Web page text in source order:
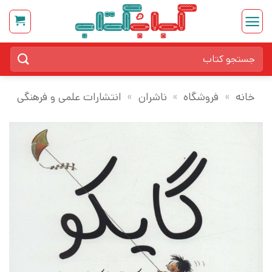
Skip
content
برای:
خانه » فروشگاه » ناشران » انتشارات علمی و فرهنگی